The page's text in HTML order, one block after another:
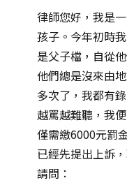
律師您好，我是
孩子。今年初時
是父子檔，自從
他們總是沒來由
多次了，我都有
越罵越難聽，我
僅需繳6000元罰
已經先提出上訴
請問：